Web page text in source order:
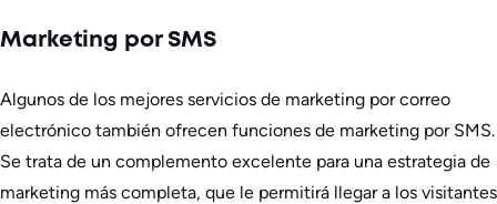
Marketing por SMS
Algunos de los mejores servicios de marketing por correo
electrónico también ofrecen funciones de marketing por SMS.
Se trata de un complemento excelente para una estrategia de
marketing más completa, que le permitirá llegar a los visitantes